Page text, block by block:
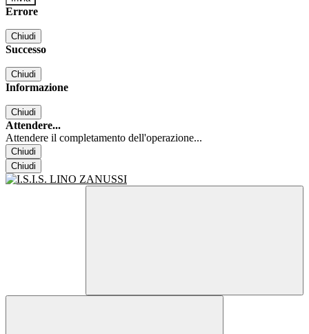
Errore
Chiudi
Successo
Chiudi
Informazione
Chiudi
Attendere...
Attendere il completamento dell'operazione...
Chiudi
Chiudi